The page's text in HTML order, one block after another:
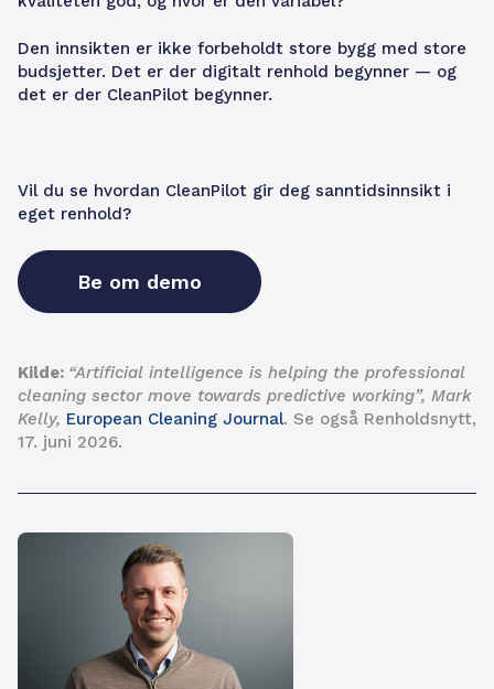
Den innsikten er ikke forbeholdt store bygg med store
budsjetter. Det er der digitalt renhold begynner — og
det er der CleanPilot begynner.
Vil du se hvordan CleanPilot gir deg sanntidsinnsikt i
eget renhold?
Be om demo
Kilde: “Artificial intelligence is helping the professional
cleaning sector move towards predictive working”, Mark
Kelly, European Cleaning Journal. Se også Renholdsnytt,
17. juni 2026.